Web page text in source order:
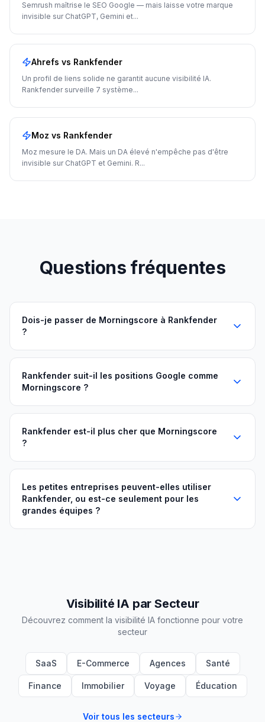
Semrush maîtrise le SEO Google — mais laisse votre marque
invisible sur ChatGPT, Gemini et...
Ahrefs vs Rankfender
Un profil de liens solide ne garantit aucune visibilité IA.
Rankfender surveille 7 système...
Moz vs Rankfender
Moz mesure le DA. Mais un DA élevé n'empêche pas d'être
invisible sur ChatGPT et Gemini. R...
Questions fréquentes
Dois-je passer de Morningscore à Rankfender
?
Rankfender suit-il les positions Google comme
Morningscore ?
Rankfender est-il plus cher que Morningscore
?
Les petites entreprises peuvent-elles utiliser
Rankfender, ou est-ce seulement pour les
grandes équipes ?
Visibilité IA par Secteur
Découvrez comment la visibilité IA fonctionne pour votre
secteur
SaaS E-Commerce Agences Santé
Finance Immobilier Voyage Éducation
Voir tous les secteurs